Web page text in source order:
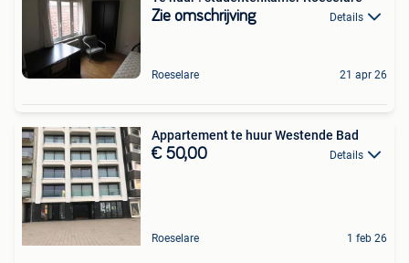
Zie omschrijving Details
Roeselare 21 apr 26
Appartement te huur Westende Bad
€ 50,00 Details
Roeselare 1 feb 26